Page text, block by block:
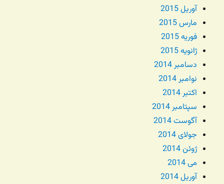
آوریل 2015
مارس 2015
فوریه 2015
ژانویه 2015
دسامبر 2014
نوامبر 2014
اکتبر 2014
سپتامبر 2014
آگوست 2014
جولای 2014
ژوئن 2014
می 2014
آوریل 2014